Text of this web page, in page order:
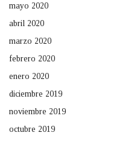
mayo 2020
abril 2020
marzo 2020
febrero 2020
enero 2020
diciembre 2019
noviembre 2019
octubre 2019